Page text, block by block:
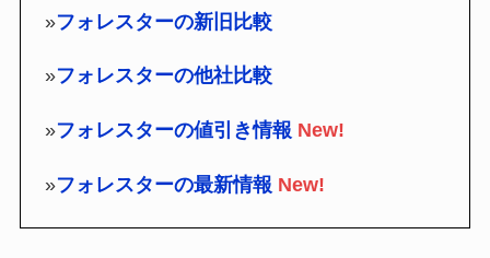
»フォレスターの新旧比較
»フォレスターの他社比較
»フォレスターの値引き情報 New!
»フォレスターの最新情報 New!